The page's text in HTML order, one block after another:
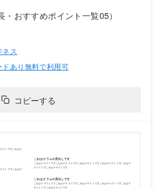
おすすめポイント一覧05）
ネス
あり 無料で利用可
コピーする